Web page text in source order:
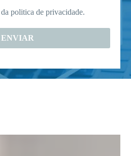
politica de privacidade.